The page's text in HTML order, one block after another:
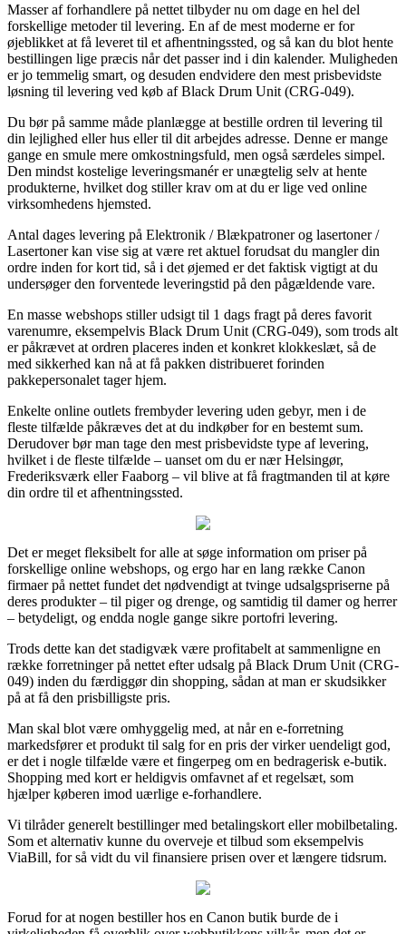
Masser af forhandlere på nettet tilbyder nu om dage en hel del
forskellige metoder til levering. En af de mest moderne er for
øjeblikket at få leveret til et afhentningssted, og så kan du blot hente
bestillingen lige præcis når det passer ind i din kalender. Muligheden
er jo temmelig smart, og desuden endvidere den mest prisbevidste
løsning til levering ved køb af Black Drum Unit (CRG-049).
Du bør på samme måde planlægge at bestille ordren til levering til
din lejlighed eller hus eller til dit arbejdes adresse. Denne er mange
gange en smule mere omkostningsfuld, men også særdeles simpel.
Den mindst kostelige leveringsmanér er unægtelig selv at hente
produkterne, hvilket dog stiller krav om at du er lige ved online
virksomhedens hjemsted.
Antal dages levering på Elektronik / Blækpatroner og lasertoner /
Lasertoner kan vise sig at være ret aktuel forudsat du mangler din
ordre inden for kort tid, så i det øjemed er det faktisk vigtigt at du
undersøger den forventede leveringstid på den pågældende vare.
En masse webshops stiller udsigt til 1 dags fragt på deres favorit
varenumre, eksempelvis Black Drum Unit (CRG-049), som trods alt
er påkrævet at ordren placeres inden et konkret klokkeslæt, så de
med sikkerhed kan nå at få pakken distribueret forinden
pakkepersonalet tager hjem.
Enkelte online outlets frembyder levering uden gebyr, men i de
fleste tilfælde påkræves det at du indkøber for en bestemt sum.
Derudover bør man tage den mest prisbevidste type af levering,
hvilket i de fleste tilfælde – uanset om du er nær Helsingør,
Frederiksværk eller Faaborg – vil blive at få fragtmanden til at køre
din ordre til et afhentningssted.
Det er meget fleksibelt for alle at søge information om priser på
forskellige online webshops, og ergo har en lang række Canon
firmaer på nettet fundet det nødvendigt at tvinge udsalgspriserne på
deres produkter – til piger og drenge, og samtidig til damer og herrer
– betydeligt, og endda nogle gange sikre portofri levering.
Trods dette kan det stadigvæk være profitabelt at sammenligne en
række forretninger på nettet efter udsalg på Black Drum Unit (CRG-
049) inden du færdiggør din shopping, sådan at man er skudsikker
på at få den prisbilligste pris.
Man skal blot være omhyggelig med, at når en e-forretning
markedsfører et produkt til salg for en pris der virker uendeligt god,
er det i nogle tilfælde være et fingerpeg om en bedragerisk e-butik.
Shopping med kort er heldigvis omfavnet af et regelsæt, som
hjælper køberen imod uærlige e-forhandlere.
Vi tilråder generelt bestillinger med betalingskort eller mobilbetaling.
Som et alternativ kunne du overveje et tilbud som eksempelvis
ViaBill, for så vidt du vil finansiere prisen over et længere tidsrum.
Forud for at nogen bestiller hos en Canon butik burde de i